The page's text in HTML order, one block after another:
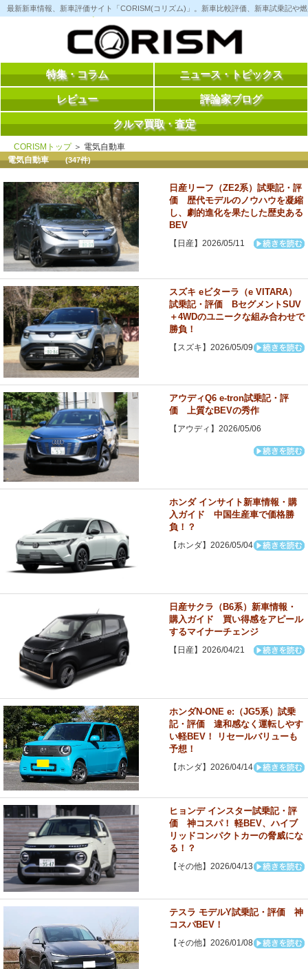
コ
ン
へ
最新新車情報、新車評価サイト「CORISM(コリズム)」。新車比較評価、新車試乗記や
特集・コラム ニュース・トピックス
レビュー 評論家ブログ
クルマ買取・査定
CORISMトップ＞ 電気自動車
電気自動車(347件)
日産リーフ（ZE2系）試乗記・評
価 歴代モデルのノウハウを凝縮
し、劇的進化を果たした歴史ある
BEV
【日産】2026/05/11
スズキ eビターラ（e VITARA）
試乗記・評価 BセグメントSUV
＋4WDのユニークな組み合わせで
勝負！
【スズキ】2026/05/09
アウディQ6 e-tron試乗記・評
価 上質なBEVの秀作
【アウディ】2026/05/06
ホンダ インサイト新車情報・購
入ガイド 中国生産車で価格勝
負！？
【ホンダ】2026/05/04
日産サクラ（B6系）新車情報・
購入ガイド 買い得感をアピール
するマイナーチェンジ
【日産】2026/04/21
ホンダN-ONE e:（JG5系）試乗
記・評価 違和感なく運転しやす
い軽BEV！ リセールバリューも
予想！
【ホンダ】2026/04/14
ヒョンデ インスター試乗記・評
価 神コスパ！ 軽BEV、ハイブ
リッドコンパクトカーの脅威にな
る！？
【その他】2026/04/13
テスラ モデルY試乗記・評価 神
コスパBEV！
【その他】2026/01/08